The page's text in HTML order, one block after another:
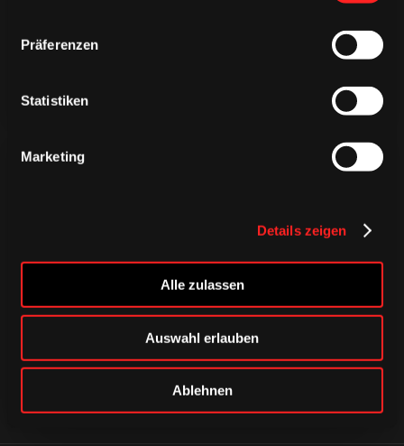
Präferenzen
Statistiken
Marketing
Details zeigen
Alle zulassen
Auswahl erlauben
Ablehnen
CAPS & CO
CAPS & CO
CAPS & CO